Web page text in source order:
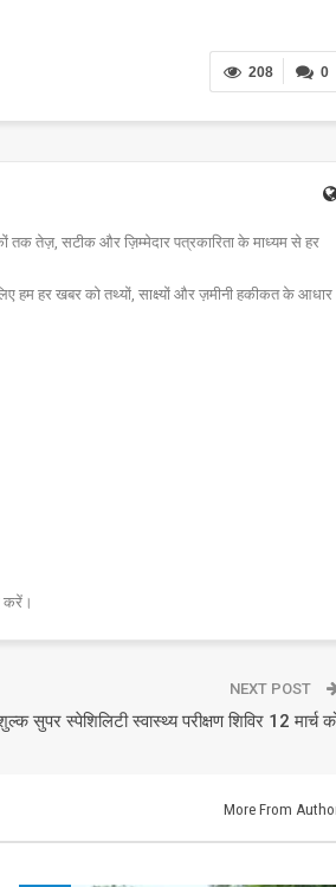
0
208
तक तेज़, सटीक और ज़िम्मेदार पत्रकारिता के माध्यम से हर
हम हर खबर को तथ्यों, साक्ष्यों और ज़मीनी हकीकत के आधार
करें।
NEXT POST
सुपर स्पेशिलिटी स्वास्थ्य परीक्षण शिविर 12 मार्च
More From